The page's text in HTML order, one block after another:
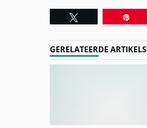
GERELATEERDE ARTIKELS